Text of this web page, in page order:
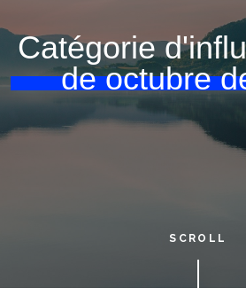
Catégorie
de octubre
SCROLL